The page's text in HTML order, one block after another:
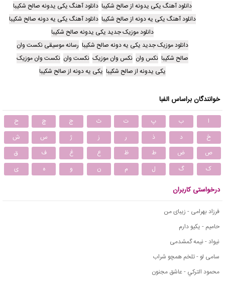
دانلود آهنگ یکی یدونه از صالح شکیبا دانلود آهنگ یکی یدونه صالح شکیبا
دانلود آهنگ یکی یه دونه از صالح شکیبا دانلود آهنگ یکی یه دونه صالح شکیبا
دانلود موزیک جدید یکی یدونه صالح شکیبا
دانلود موزیک جدید یکی یه دونه صالح شکیبا رسانه موسیقی نکست وان
صالح شکیبا نکس وان نکس وان موزیک نکست وان نکست وان موزیک
یکی یدونه از صالح شکیبا یکی یه دونه از صالح شکیبا
خوانندگان براساس الفبا
ا ب پ ت ث ج چ
ح
خ
د ذ ر ز ژ س
ش
ص
ض ط ظ ع غ ف
ق
ک
گ ل م ن و ه ی
درخواستی کاربران
فرزاد بهرامی - زیبای من
حامیم - یکیو دارم
نیواد - نیمه گمشدمی
سامی لو - تلخم همچو شراب
محمود التركي - عاشق مجنون